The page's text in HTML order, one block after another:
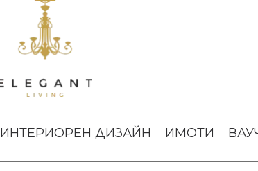
ИНТЕРИОРЕН ДИЗАЙН ИМОТИ